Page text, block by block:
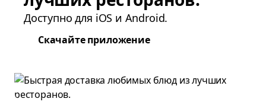
Доступно для iOS и Android.
Скачайте приложение